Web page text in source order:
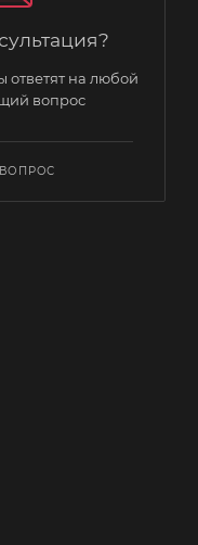
на любой
вопрос